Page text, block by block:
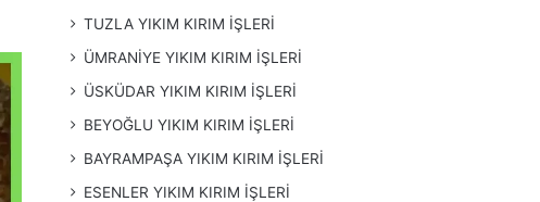
TUZLA YIKIM KIRIM İŞLERİ
ÜMRANİYE YIKIM KIRIM İŞLERİ
ÜSKÜDAR YIKIM KIRIM İŞLERİ
BEYOĞLU YIKIM KIRIM İŞLERİ
BAYRAMPAŞA YIKIM KIRIM İŞLERİ
ESENLER YIKIM KIRIM İŞLERİ